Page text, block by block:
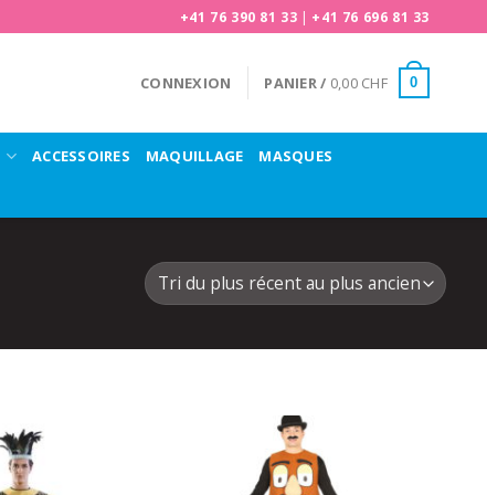
+41 76 390 81 33 | +41 76 696 81 33
CONNEXION PANIER / 0,00 CHF 0
ACCESSOIRES MAQUILLAGE MASQUES